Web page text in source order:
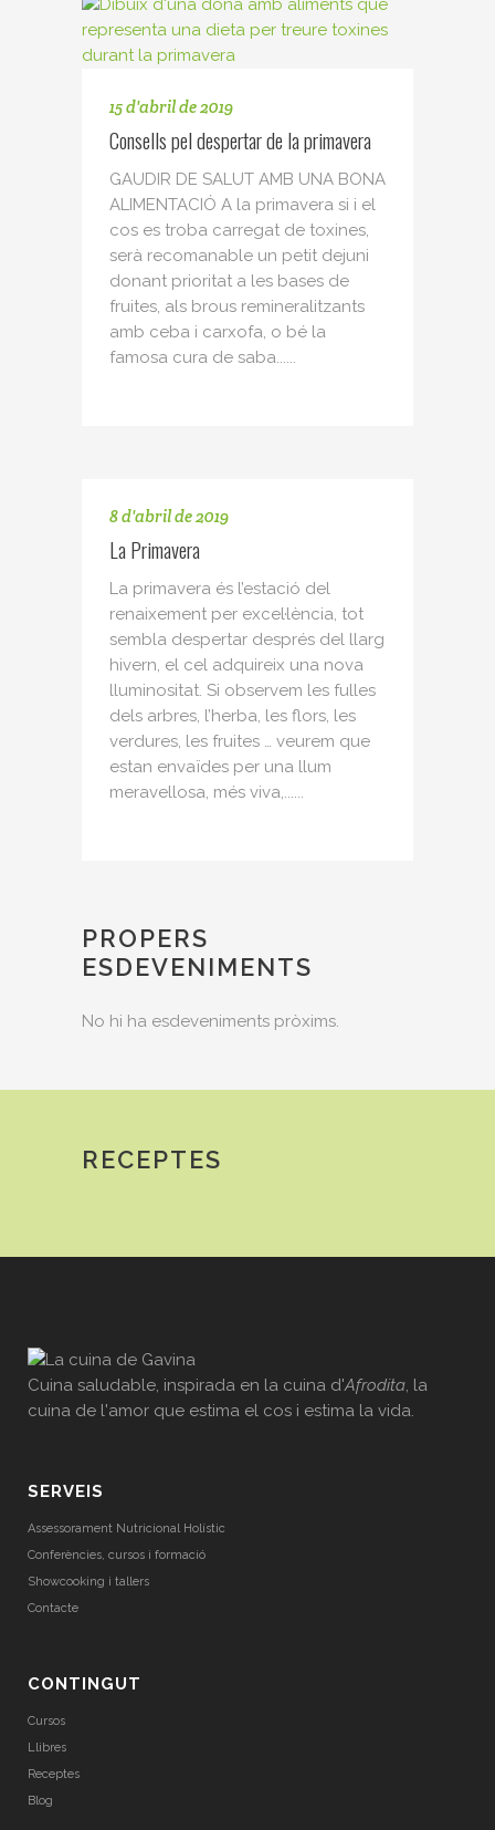
15 d'abril de 2019
Consells pel despertar de la primavera
GAUDIR DE SALUT AMB UNA BONA
ALIMENTACIÓ A la primavera si i el
cos es troba carregat de toxines,
serà recomanable un petit dejuni
donant prioritat a les bases de
fruites, als brous remineralitzants
amb ceba i carxofa, o bé la
famosa cura de saba......
8 d'abril de 2019
La Primavera
La primavera és l’estació del
renaixement per excel·lència, tot
sembla despertar després del llarg
hivern, el cel adquireix una nova
lluminositat. Si observem les fulles
dels arbres, l’herba, les flors, les
verdures, les fruites … veurem que
estan envaïdes per una llum
meravellosa, més viva,......
PROPERS
ESDEVENIMENTS
No hi ha esdeveniments pròxims.
RECEPTES
Cuina saludable, inspirada en la cuina d'Afrodita, la
cuina de l'amor que estima el cos i estima la vida.
SERVEIS
Assessorament Nutricional Holístic
Conferències, cursos i formació
Showcooking i tallers
Contacte
CONTINGUT
Cursos
Llibres
Receptes
Blog